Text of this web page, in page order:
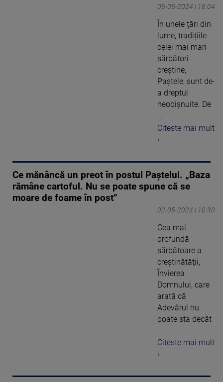
05-05-2024 | 16:04
În unele țări din
lume, tradițiile
celei mai mari
sărbători
creștine,
Paştele, sunt de-
a dreptul
neobișnuite. De
...
Citeste mai mult
›
Ce mănâncă un preot în postul Paștelui. „Baza
rămâne cartoful. Nu se poate spune că se
moare de foame în post”
02-05-2024 | 10:30
Cea mai
profundă
sărbătoare a
creştinătăţii,
Învierea
Domnului, care
arată că
Adevărul nu
poate sta decât
Citeste mai mult
›